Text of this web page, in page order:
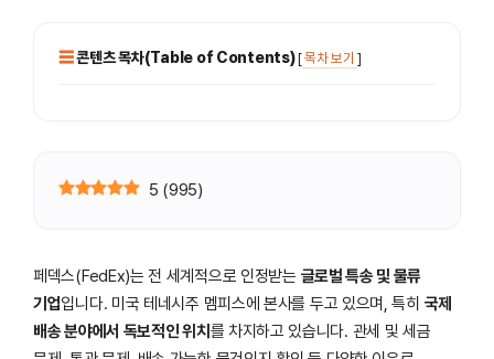
콘텐츠 목차(Table of Contents)[목차 보기 ]
5 (995)
페덱스(FedEx)는 전 세계적으로 인정받는 글로벌 특송 및 물류
기업입니다. 미국 테네시주 멤피스에 본사를 두고 있으며, 특히 국제
배송 분야에서 독보적인 위치 를 차지하고 있습니다. 관세 및 세금